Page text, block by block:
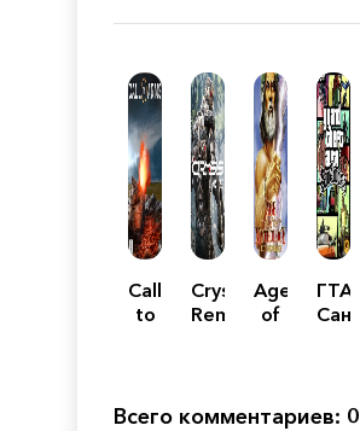
Call
to
Crysis:
Remastered
Age
of
ГТА
Сан
Всего комментариев: 0